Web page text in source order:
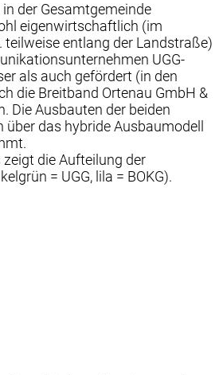
der Gesamtgemeinde
eigenwirtschaftlich (im
teilweise entlang der Landstraße)
UGG-
als auch gefördert (in den
die Breitband Ortenau GmbH &
Die Ausbauten der beiden
das hybride Ausbaumodell
die Aufteilung der
= UGG, lila = BOKG).